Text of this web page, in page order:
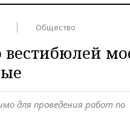
Общество
вестибюлей
для проведения работ по